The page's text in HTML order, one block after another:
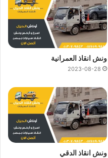
ونش انقاذ العمرانية
2023-08-28
ونش انقاذ الدقي